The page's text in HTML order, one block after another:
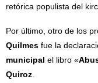
retórica populista del
Por último, otro de los
Quilmes fue la
municipal el libro «
Quiroz